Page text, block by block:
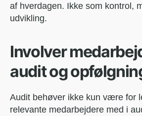
af hverdagen. Ikke som kontrol,
udvikling.
Involver
audit og
Audit behøver ikke kun være for
relevante medarbejdere med i